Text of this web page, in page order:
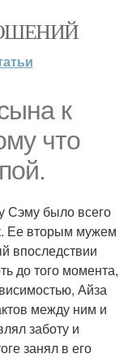
к
что
Сэму было всего
Ее вторым мужем
впоследствии
до того момента,
Айза
между ним и
заботу и
занял в его